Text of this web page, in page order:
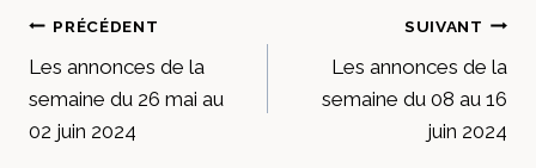
Navigation
de
l’article
PRÉCÉDENT
Les annonces de la
semaine du 26 mai au
02 juin 2024
SUIVANT
Les annonces de la
semaine du 08 au 16
juin 2024